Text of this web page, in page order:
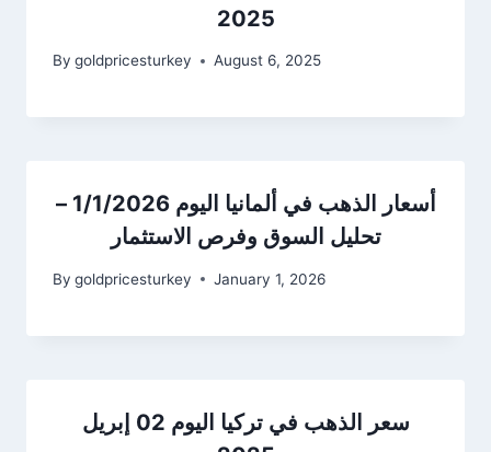
2025
By goldpricesturkey August 6, 2025
أسعار الذهب في ألمانيا اليوم 1/1/2026 –
تحليل السوق وفرص الاستثمار
By goldpricesturkey January 1, 2026
سعر الذهب في تركيا اليوم 02 إبريل